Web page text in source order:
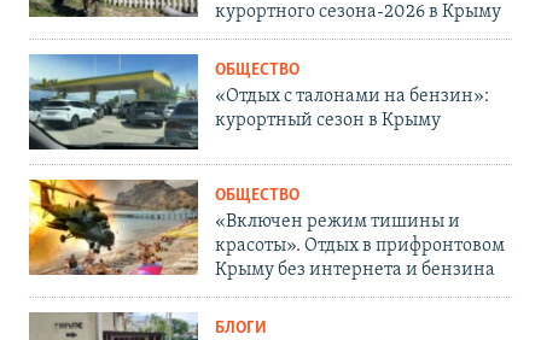
курортного сезона-2026 в Крыму
ОБЩЕСТВО
«Отдых с талонами на бензин»:
курортный сезон в Крыму
ОБЩЕСТВО
«Включен режим тишины и
красоты». Отдых в прифронтовом
Крыму без интернета и бензина
БЛОГИ